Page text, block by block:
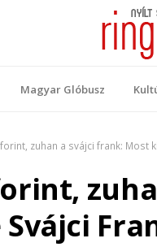
Magyar Glóbusz
zuhan a svájci frank: Most